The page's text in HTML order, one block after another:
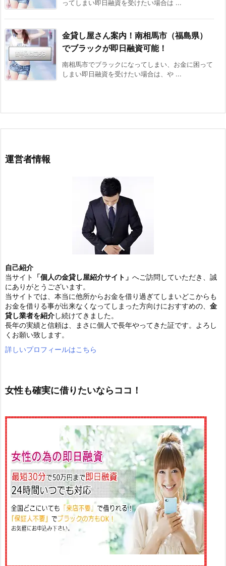
ってしまい即日融資を受けたい場合は ...
金貸し屋さん案内！南相馬市（福島県）
でブラックが即日融資可能！
南相馬市でブラックになってしまい、お金に困って
しまい即日融資を受けたい場合は、や ...
運営者情報
自己紹介
当サイト
「個人の金貸し屋紹介サイト」 へご訪問していただき、誠
にありがとうございます。
当サイトでは、本当に他所からお金を借り過ぎてしまいどこからも
お金を借りる事が出来なくなってしまった方向けにおすすめの、 金
貸し業者を紹介し続けてきました。
長年の実績と信頼は、まさに個人で長年やってきた証です。よろし
くお願い致します。
詳しいプロフィールはこちら
女性も確実に借りたいならココ！